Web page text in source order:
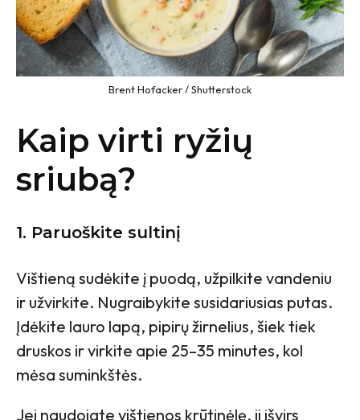
Brent Hofacker / Shutterstock
Kaip virti ryžių
sriubą?
1. Paruoškite sultinį
Vištieną sudėkite į puodą, užpilkite vandeniu
ir užvirkite. Nugraibykite susidariusias putas.
Įdėkite lauro lapą, pipirų žirnelius, šiek tiek
druskos ir virkite apie 25–35 minutes, kol
mėsa suminkštės.
Jei naudojate vištienos krūtinėlę, ji išvirs